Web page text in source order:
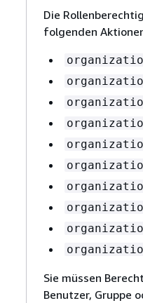
Die
folgenden
Sie müssen
Benutzer, Gruppe